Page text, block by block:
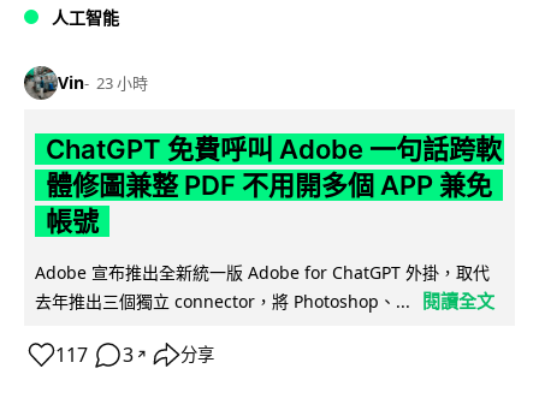
人工智能
Vin 23 小時
ChatGPT 免費呼叫 Adobe 一句話跨軟
體修圖兼整 PDF 不用開多個 APP 兼免
帳號
Adobe 宣布推出全新統一版 Adobe for ChatGPT 外掛，取代
去年推出三個獨立 connector，將 Photoshop、...
閱讀全文
117 3 ↗ 分享